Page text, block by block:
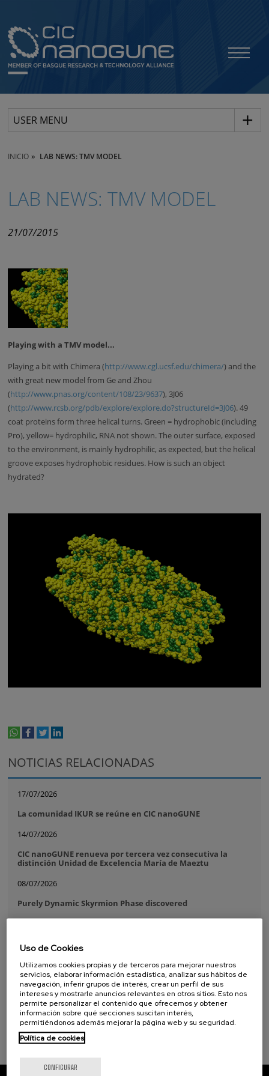
USER MENU
INICIO LAB NEWS: TMV MODEL
LAB NEWS: TMV MODEL
21/07/2015
Playing with a TMV model...
Playing a bit with Chimera (http://www.cgl.ucsf.edu/chimera/) and the
with great new model from Ge and Zhou
(http://www.pnas.org/content/108/23/9637), 3J06
(http://www.rcsb.org/pdb/explore/explore.do?structureId=3J06). 49
coat proteins form three helical turns. Green = hydrophobic (including
Pro), yellow= hydrophilic, RNA not shown. The outer surface, exposed
to the environment, is mainly hydrophilic, as expected, but the helical
groove exposes hydrophobic residues. How is such an object
hydrated?
NOTICIAS RELACIONADAS
17/07/2026
La comunidad IKUR se reúne en CIC nanoGUNE
14/07/2026
CIC nanoGUNE renueva por tercera vez consecutiva la
distinción Unidad de Excelencia María de Maeztu
08/07/2026
Purely Dynamic Skyrmion Phase discovered
A new ultra-compact sensor paves the way for more
powerful and scalable silicon quantum processors
16/06/2026
El proyecto TextaDNA avanza en el almacenamiento de
datos mediante fibras poliméricas basado en ADN
Uso de Cookies
Utilizamos cookies propias y de terceros para mejorar nuestros
servicios, elaborar información estadística, analizar sus hábitos de
navegación, inferir grupos de interés, crear un perfil de sus
intereses y mostrarle anuncios relevantes en otros sitios. Esto nos
permite personalizar el contenido que ofrecemos y obtener
información sobre qué secciones suscitan interés,
permitiéndonos además mejorar la página web y su seguridad.
Política de cookies
CONFIGURAR